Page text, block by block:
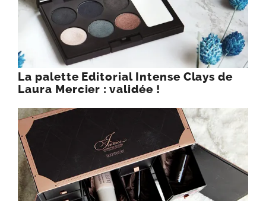
La palette Editorial Intense Clays de
Laura Mercier : validée !